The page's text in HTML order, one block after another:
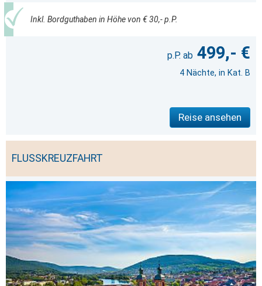
Inkl. Bordguthaben in Höhe von € 30,- p.P.
499,- €
4 Nächte, in Kat. B
Reise ansehen
FLUSSKREUZFAHRT